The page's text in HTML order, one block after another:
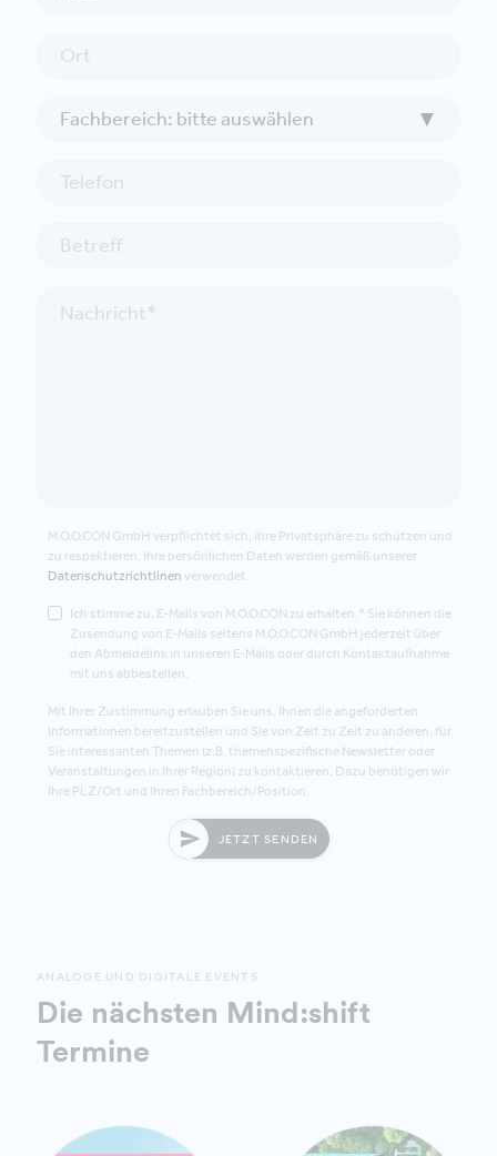
M.O.O.CON GmbH verpflichtet sich, Ihre Privatsphäre zu schützen und
zu respektieren. Ihre persönlichen Daten werden gemäß unserer
Datenschutzrichtlinen verwendet.
Ich stimme zu, E-Mails von M.O.O.CON zu erhalten.* Sie können die
Zusendung von E-Mails seitens M.O.O.CON GmbH jederzeit über
den Abmeldelink in unseren E-Mails oder durch Kontaktaufnahme
mit uns abbestellen.
Mit Ihrer Zustimmung erlauben Sie uns, Ihnen die angeforderten
Informationen bereitzustellen und Sie von Zeit zu Zeit zu anderen, für
Sie interessanten Themen (z.B. themenspezifische Newsletter oder
Veranstaltungen in Ihrer Region) zu kontaktieren. Dazu benötigen wir
Ihre PLZ/Ort und Ihren Fachbereich/Position.
JETZT SENDEN
ANALOGE UND DIGITALE EVENTS
Die nächsten Mind:shift
Termine